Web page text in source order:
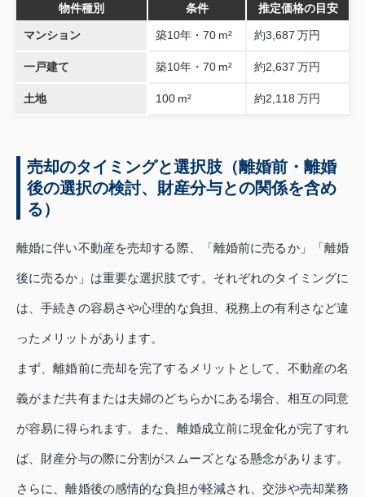
物件種別 条件 推定価格の目安
マンション 築10年・70 m² 約3,687 万円
一戸建て 築10年・70 m² 約2,637 万円
土地 100 m² 約2,118 万円
売却のタイミングと選択肢（離婚前・離婚
後の選択の検討、財産分与との関係を含め
る）
離婚に伴い不動産を売却する際、「離婚前に売るか」「離婚
後に売るか」は重要な選択肢です。それぞれのタイミングに
は、手続きの容易さや心理的な負担、税務上の有利さなど違
ったメリットがあります。
まず、離婚前に売却を完了するメリットとして、不動産の名
義がまだ共有または夫婦のどちらかにある場合、相互の同意
が容易に得られます。また、離婚成立前に現金化が完了すれ
ば、財産分与の際に分割がスムーズとなる懸念があります。
さらに、離婚後の感情的な負担が軽減され、交渉や売却業務